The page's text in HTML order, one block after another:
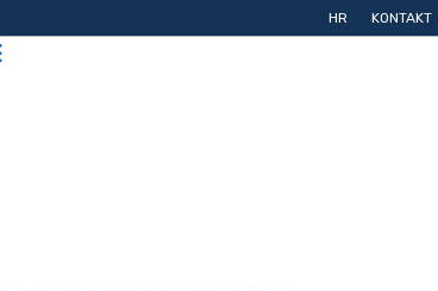
HR KONTAKT